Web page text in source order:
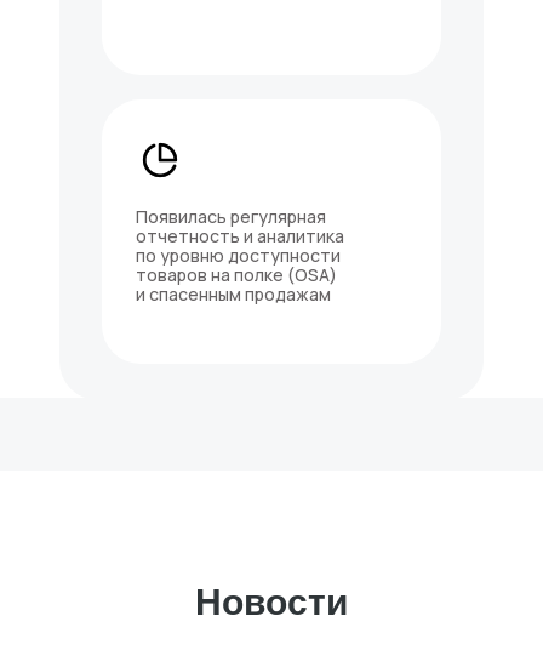
Появилась регулярная
отчетность и аналитика
по уровню доступности
товаров на полке (OSA)
и спасенным продажам
Новости
Исследования осуществляются при грантовой поддержке Фонда
«Сколково» и «Фонда содействия инновациям»
Информация по требованию Минцифры для сайта
организации в сфере ИТ